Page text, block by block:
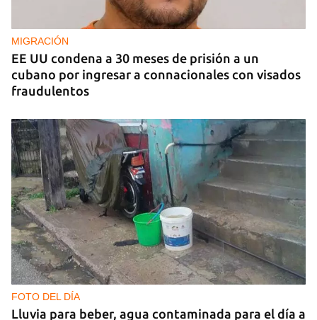
MIGRACIÓN
EE UU condena a 30 meses de prisión a un
cubano por ingresar a connacionales con visados
fraudulentos
FOTO DEL DÍA
Lluvia para beber, agua contaminada para el día a